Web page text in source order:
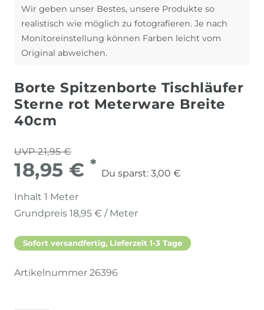
Wir geben unser Bestes, unsere Produkte so
realistisch wie möglich zu fotografieren. Je nach
Monitoreinstellung können Farben leicht vom
Original abweichen.
Borte Spitzenborte Tischläufer
Sterne rot Meterware Breite
40cm
UVP 21,95 €
18,95 € *
Du sparst: 3,00 €
Inhalt 1 Meter
Grundpreis 18,95 € / Meter
Sofort versandfertig, Lieferzeit 1-3 Tage
Artikelnummer 26396